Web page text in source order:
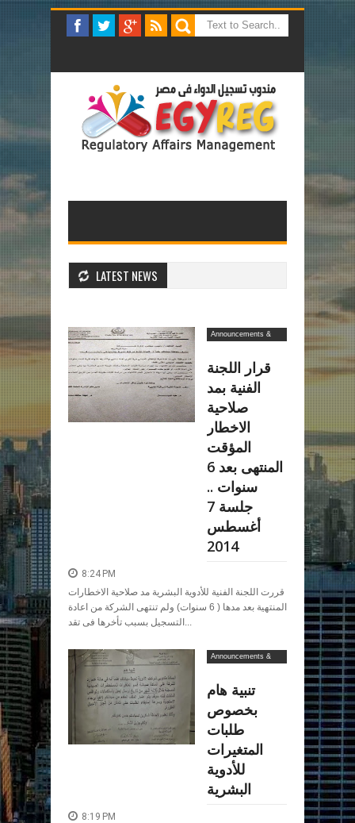
LATEST NEWS
Announcements &
قرار اللجنة
الفنية بمد
صلاحية
الاخطار
المؤقت
المنتهى بعد 6
سنوات ..
جلسة 7
أغسطس
2014
8:24 PM
قررت اللجنة الفنية للأدوية البشرية مد صلاحية الاخطارات
المنتهية بعد مدها ( 6 سنوات) ولم تنتهى الشركة من اعادة
التسجيل بسبب تأخرها فى تقد...
Announcements &
تنبية هام
بخصوص
طلبات
المتغيرات
للأدوية
البشرية
8:19 PM